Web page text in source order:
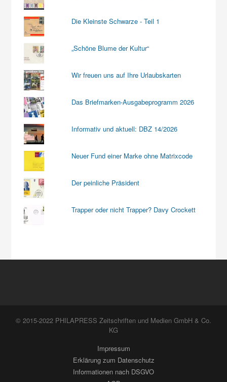
Die Kleinste Schwarze - Teil 1
„Schöne Blume der Kultur“
Wir freuen uns auf Ihre Urlaubskarten
Das Briefmarken-Ausgabeprogramm 2026
Informativ und aktuell: DBZ 14/2026
Neuer Fund einer Marke ohne Matrixcode
Der peinliche Präsident
Trapper oder nicht Trapper? Davy Crockett
© 2015-2022 PHILAPRESS Zeitschriften und Medien GmbH & Co.
KG
Impressum
Erklärung zum Datenschutz
Informationen nach DSGVO